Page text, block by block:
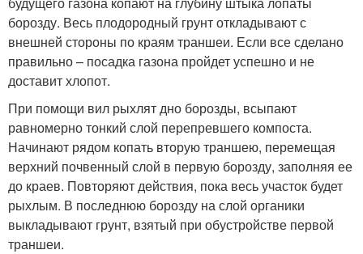
борозду. Весь плодородный грунт откладывают с
внешней стороны по краям траншеи. Если все сделано
правильно – посадка газона пройдет успешно и не
доставит хлопот.
При помощи вил рыхлят дно борозды, всыпают
равномерно тонкий слой перепревшего компоста.
Начинают рядом копать вторую траншею, перемещая
верхний почвенный слой в первую борозду, заполняя ее
до краев. Повторяют действия, пока весь участок будет
рыхлым. В последнюю борозду на слой органики
выкладывают грунт, взятый при обустройстве первой
траншеи.